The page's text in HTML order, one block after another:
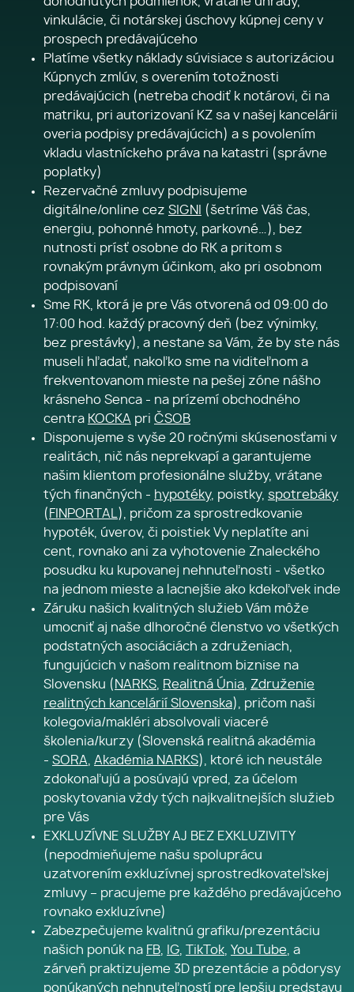
vinkulácie, či notárskej úschovy kúpnej ceny v
prospech predávajúceho
Platíme všetky náklady súvisiace s autorizáciou
Kúpnych zmlúv, s overením totožnosti
predávajúcich (netreba chodiť k notárovi, či na
matriku, pri autorizovaní KZ sa v našej kancelárii
overia podpisy predávajúcich) a s povolením
vkladu vlastníckeho práva na katastri (správne
poplatky)
Rezervačné zmluvy podpisujeme
digitálne/online cez SIGNI
(šetríme Váš čas,
energiu, pohonné hmoty, parkovné…), bez
nutnosti prísť osobne do RK a pritom s
rovnakým právnym účinkom, ako pri osobnom
podpisovaní
Sme RK, ktorá je pre Vás otvorená od 09:00 do
17:00 hod. každý pracovný deň (bez výnimky,
bez prestávky), a nestane sa Vám, že by ste nás
museli hľadať, nakoľko sme na viditeľnom a
frekventovanom mieste na pešej zóne nášho
krásneho Senca - na prízemí obchodného
centra KOCKA pri ČSOB
Disponujeme s vyše 20 ročnými skúsenosťami v
realitách, nič nás neprekvapí a garantujeme
našim klientom profesionálne služby, vrátane
tých finančných - hypotéky, poistky, spotrebáky
( FINPORTAL), pričom za sprostredkovanie
hypoték, úverov, či poistiek Vy neplatíte ani
cent, rovnako ani za vyhotovenie Znaleckého
posudku ku kupovanej nehnuteľnosti - všetko
na jednom mieste a lacnejšie ako kdekoľvek inde
Záruku našich kvalitných služieb Vám môže
umocniť aj naše dlhoročné členstvo vo všetkých
podstatných asociáciách a združeniach,
fungujúcich v našom realitnom biznise na
Slovensku ( NARKS Realitná Únia Združenie
realitných kancelárií Slovenska), pričom naši
kolegovia/makléri absolvovali viaceré
školenia/kurzy (Slovenská realitná akadémia
- SORA Akadémia NARKS), ktoré ich neustále
zdokonaľujú a posúvajú vpred, za účelom
poskytovania vždy tých najkvalitnejších služieb
pre Vás
EXKLUZÍVNE SLUŽBY AJ BEZ EXKLUZIVITY
(nepodmieňujeme našu spoluprácu
uzatvorením exkluzívnej sprostredkovateľskej
zmluvy – pracujeme pre každého predávajúceho
rovnako exkluzívne)
Zabezpečujeme kvalitnú grafiku/prezentáciu
našich ponúk na FB IG TikTok You Tube , a
zárveň praktizujeme 3D prezentácie a pôdorysy
ponúkaných nehnuteľností pre lepšiu predstavu